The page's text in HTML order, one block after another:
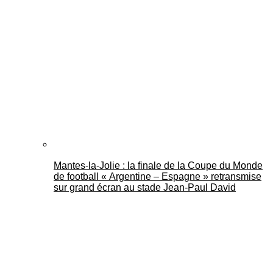
Mantes-la-Jolie : la finale de la Coupe du Monde
de football « Argentine – Espagne » retransmise
sur grand écran au stade Jean-Paul David